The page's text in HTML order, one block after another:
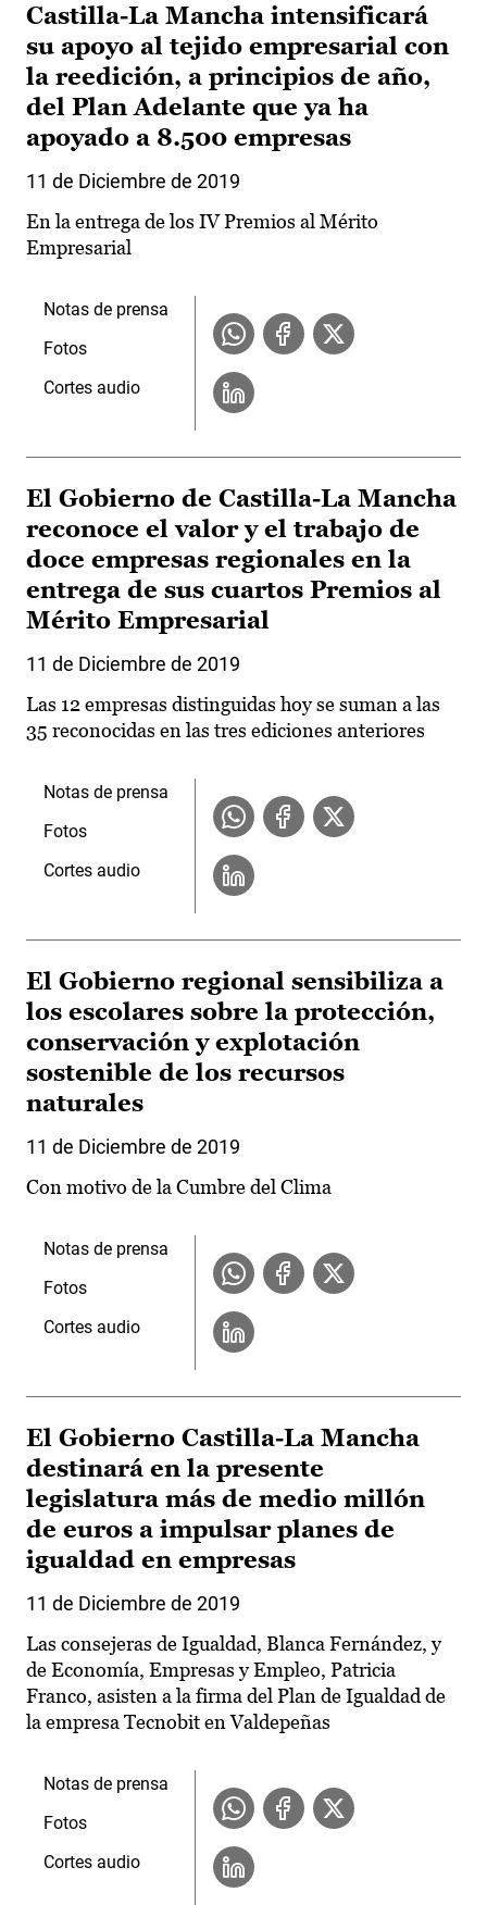
Castilla-La Mancha intensificará
su apoyo al tejido empresarial con
la reedición, a principios de año,
del Plan Adelante que ya ha
apoyado a 8.500 empresas
11 de Diciembre de 2019
En la entrega de los IV Premios al Mérito
Empresarial
Notas de prensa
Fotos
Cortes audio
El Gobierno de Castilla-La Mancha
reconoce el valor y el trabajo de
doce empresas regionales en la
entrega de sus cuartos Premios al
Mérito Empresarial
11 de Diciembre de 2019
Las 12 empresas distinguidas hoy se suman a las
35 reconocidas en las tres ediciones anteriores
Notas de prensa
Fotos
Cortes audio
El Gobierno regional sensibiliza a
los escolares sobre la protección,
conservación y explotación
sostenible de los recursos
naturales
11 de Diciembre de 2019
Con motivo de la Cumbre del Clima
Notas de prensa
Fotos
Cortes audio
El Gobierno Castilla-La Mancha
destinará en la presente
legislatura más de medio millón
de euros a impulsar planes de
igualdad en empresas
11 de Diciembre de 2019
Las consejeras de Igualdad, Blanca Fernández, y
de Economía, Empresas y Empleo, Patricia
Franco, asisten a la firma del Plan de Igualdad de
la empresa Tecnobit en Valdepeñas
Notas de prensa
Fotos
Cortes audio